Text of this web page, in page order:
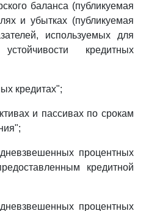
баланса (публикуемая
и убытках (публикуемая
используемых для
кредитных
кредитах";
и пассивах по срокам
процентных
кредитной
процентных